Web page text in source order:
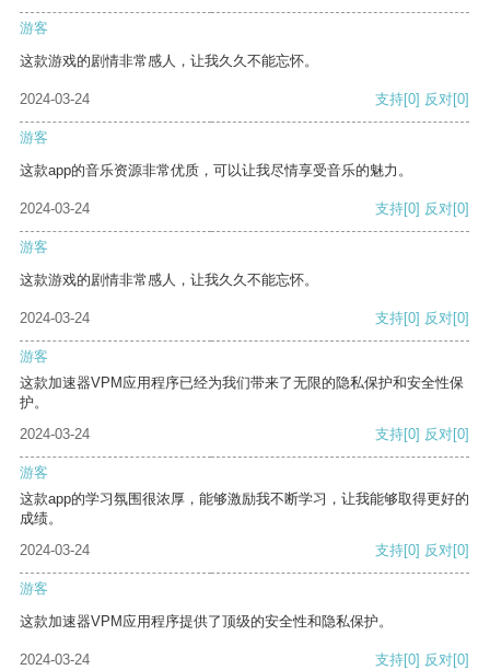
游客
这款游戏的剧情非常感人，让我久久不能忘怀。
2024-03-24 支持[0] 反对[0]
游客
这款app的音乐资源非常优质，可以让我尽情享受音乐的魅力。
2024-03-24 支持[0] 反对[0]
游客
这款游戏的剧情非常感人，让我久久不能忘怀。
2024-03-24 支持[0] 反对[0]
游客
这款加速器VPM应用程序已经为我们带来了无限的隐私保护和安全性保
护。
2024-03-24
支持[0] 反对[0]
游客
这款app的学习氛围很浓厚，能够激励我不断学习，让我能够取得更好的
成绩。
2024-03-24
支持[0] 反对[0]
游客
这款加速器VPM应用程序提供了顶级的安全性和隐私保护。
2024-03-24 支持[0] 反对[0]